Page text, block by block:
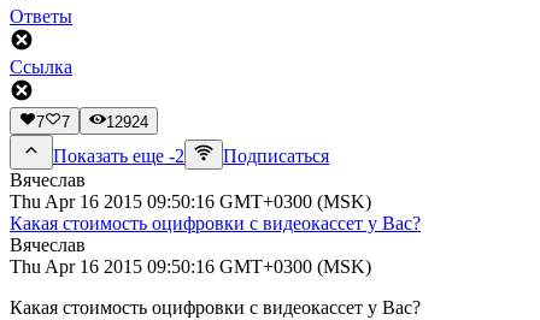
Ответы
Ссылка
7 7 12924
Показать еще -2
Подписаться
Вячеслав
Thu Apr 16 2015 09:50:16 GMT+0300 (MSK)
Какая стоимость оцифровки с видеокассет у Вас?
Вячеслав
Thu Apr 16 2015 09:50:16 GMT+0300 (MSK)
Какая стоимость оцифровки с видеокассет у Вас?